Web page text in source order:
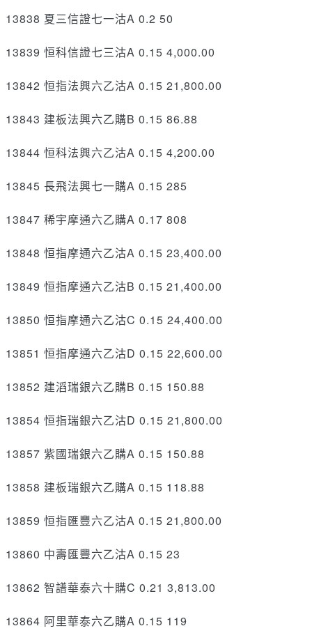
13838 夏三信證七一沽A 0.2 50
13839 恒科信證七三沽A 0.15 4,000.00
13842 恒指法興六乙沽A 0.15 21,800.00
13843 建板法興六乙購B 0.15 86.88
13844 恒科法興六乙沽A 0.15 4,200.00
13845 長飛法興七一購A 0.15 285
13847 稀宇摩通六乙購A 0.17 808
13848 恒指摩通六乙沽A 0.15 23,400.00
13849 恒指摩通六乙沽B 0.15 21,400.00
13850 恒指摩通六乙沽C 0.15 24,400.00
13851 恒指摩通六乙沽D 0.15 22,600.00
13852 建滔瑞銀六乙購B 0.15 150.88
13854 恒指瑞銀六乙沽D 0.15 21,800.00
13857 紫國瑞銀六乙購A 0.15 150.88
13858 建板瑞銀六乙購A 0.15 118.88
13859 恒指匯豐六乙沽A 0.15 21,800.00
13860 中壽匯豐六乙沽A 0.15 23
13862 智譜華泰六十購C 0.21 3,813.00
13864 阿里華泰六乙購A 0.15 119